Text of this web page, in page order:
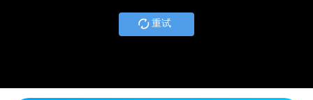
重试